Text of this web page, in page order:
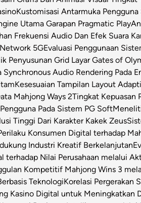
Kustomisasi Antarmuka
Utama Garapan Pragmatic Play
Frekuensi Audio Dan Efek Suara
5GEvaluasi Penggunaan
Penyusunan Grid Layar Gates of
Synchronous Audio Rendering Pada
Kesesuaian Tampilan Layout
Mahjong Ways 2Tingkat Kepuasan
Pada Sistem PG Soft
Tinggi Dari Karakter Kakek Zeus
Konsumen Digital terhadap
Industri Kreatif Berkelanjutan
Nilai Perusahaan melalui
Kompetitif Mahjong Wins 3
TeknologiKorelasi Pergerakan
Kasino Digital untuk Meningkatkan